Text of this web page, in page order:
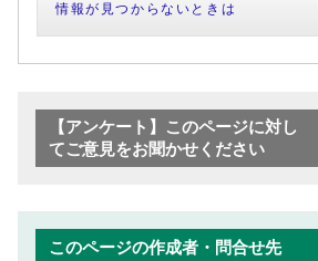
情報が見つからないときは
【アンケート】このページに対し
てご意見をお聞かせください
このページの作成者・問合せ先